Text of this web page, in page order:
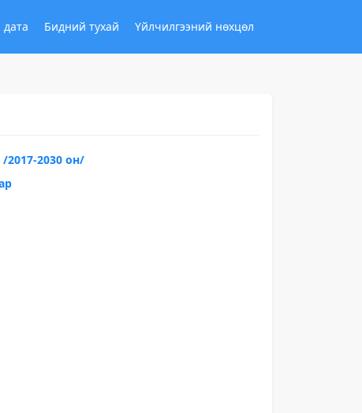
дата Бидний тухай Үйлчилгээний нөхцөл
2017-2030 он/